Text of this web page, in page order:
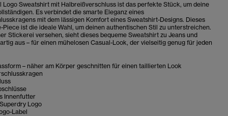
Logo Sweatshirt mit Halbreißverschluss ist das perfekte Stück, um deine
Es verbindet die smarte Eleganz eines
mit dem lässigen Komfort eines Sweatshirt-Designs. Dieses
Piece ist die ideale Wahl, um deinen authentischen Stil zu unterstreichen.
Stickerei versehen, sieht dieses bequeme Sweatshirt zu Jeans und
aus – für einen mühelosen Casual-Look, der vielseitig genug für jeden
– näher am Körper geschnitten für einen taillierten Look
Innenfutter
Logo
Label